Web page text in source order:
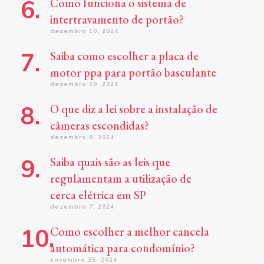
intertravamento de portão?
dezembro 10, 2024
Saiba como escolher a placa de
motor ppa para portão basculante
dezembro 10, 2024
O que diz a lei sobre a instalação de
câmeras escondidas?
dezembro 8, 2024
Saiba quais são as leis que
regulamentam a utilização de
cerca elétrica em SP
dezembro 7, 2024
Como escolher a melhor cancela
automática para condomínio?
novembro 25, 2024